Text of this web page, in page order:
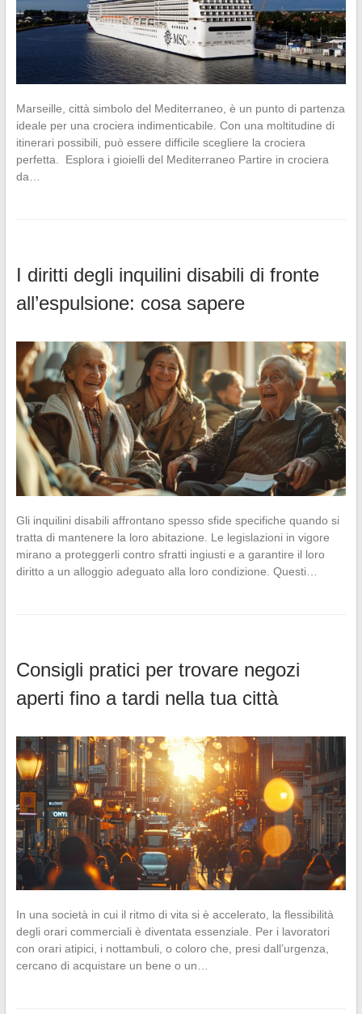
Marseille, città simbolo del Mediterraneo, è un punto di partenza
ideale per una crociera indimenticabile. Con una moltitudine di
itinerari possibili, può essere difficile scegliere la crociera
perfetta. Esplora i gioielli del Mediterraneo Partire in crociera
da…
I diritti degli inquilini disabili di fronte
all’espulsione: cosa sapere
Gli inquilini disabili affrontano spesso sfide specifiche quando si
tratta di mantenere la loro abitazione. Le legislazioni in vigore
mirano a proteggerli contro sfratti ingiusti e a garantire il loro
diritto a un alloggio adeguato alla loro condizione. Questi…
Consigli pratici per trovare negozi
aperti fino a tardi nella tua città
In una società in cui il ritmo di vita si è accelerato, la flessibilità
degli orari commerciali è diventata essenziale. Per i lavoratori
con orari atipici, i nottambuli, o coloro che, presi dall’urgenza,
cercano di acquistare un bene o un…